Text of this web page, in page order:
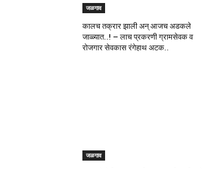
जळगाव
कालच तक्रार झाली अन् आजच अडकले
जाळ्यात..! – लाच प्रकरणी ग्रामसेवक व
रोजगार सेवकास रंगेहाथ अटक..
जळगाव